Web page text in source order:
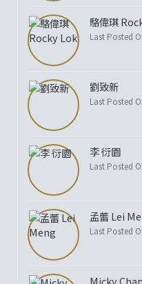
駱偉琪
Last Posted
劉致新
Last Posted
李 衍園
Last Posted
孟蕾 Lei
Last Posted
Micky Chan